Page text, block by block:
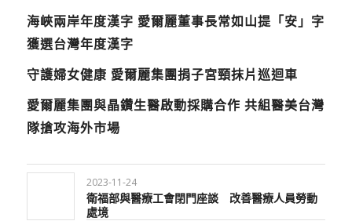
海峽兩岸年度漢字 愛爾麗董事長常如山提「安」字
獲選台灣年度漢字
守護婦女健康 愛爾麗集團捐子宮頸抹片巡迴車
愛爾麗集團與晶鑽生醫啟動採購合作 共組醫美台灣
隊搶攻海外市場
2023-11-24
衛福部與醫療工會閉門座談 改善醫療人員勞動
處境